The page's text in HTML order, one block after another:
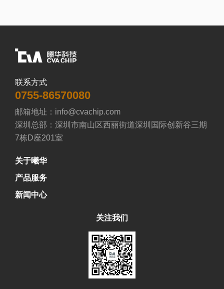
联系方式
0755-86570080
邮箱地址：info@cvachip.com
深圳总部：深圳市南山区西丽街道深圳国际创新谷三期
7栋D座201室
关于曦华
产品服务
新闻中心
关注我们